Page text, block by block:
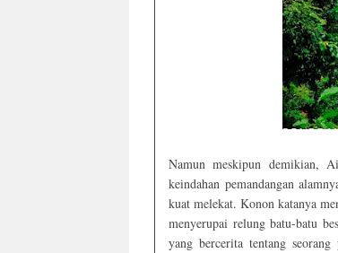
Namun meskipun demikian,
keindahan pemandangan
kuat melekat. Konon katanya
menyerupai relung batu-batu
yang bercerita tentang